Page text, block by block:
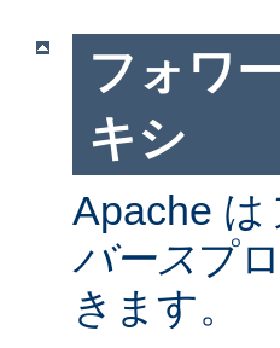
フォワ
キシ
Apache は
バースプ
きます。